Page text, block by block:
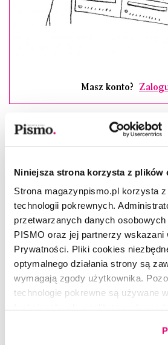
Niniejsza strona korzysta z plików
Strona magazynpismo.pl korzysta
technologii pokrewnych.
przetwarzanych danych
PISMO oraz jej partnerzy wskazani
Prywatności. Pliki cookies
optymalnego działania strony są
wymagają zgody użytkownika.
technologie pokrewne są używane
dobrowolną zgodę na pliki cookies i
Masz konto?
Ben Judah
–(ur. 1988), brytyjsko-
autor książek:
This Is LondoniFragile
Politico oraz „The Atlantic Magazine”.
Artykuł ukazał się 9 września
theatlantic.com, © 2019 The
wszystkie prawa zastrzeżone,
Content Agency.
CZYTAJ